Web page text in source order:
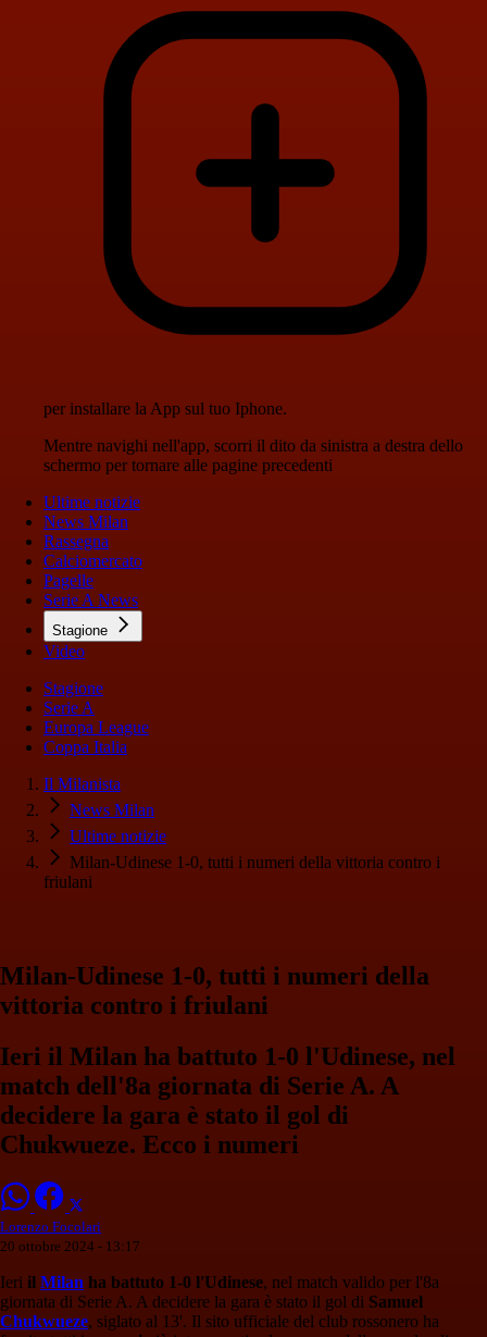
per installare la App sul tuo Iphone.
Mentre navighi nell'app, scorri il dito da sinistra a destra dello
schermo per tornare alle pagine precedenti
Ultime notizie
News Milan
Rassegna
Calciomercato
Pagelle
Serie A News
Stagione
Video
Stagione
Serie A
Europa League
Coppa Italia
Il Milanista
News Milan
Ultime notizie
Milan-Udinese 1-0, tutti i numeri della vittoria contro i
friulani
Milan-Udinese 1-0, tutti i numeri della
vittoria contro i friulani
Ieri il Milan ha battuto 1-0 l'Udinese, nel
match dell'8a giornata di Serie A. A
decidere la gara è stato il gol di
Chukwueze. Ecco i numeri
Lorenzo Focolari
20 ottobre 2024 - 13:17
Ieri il Milan ha battuto 1-0 l'Udinese, nel match valido per l'8a
giornata di Serie A. A decidere la gara è stato il gol di Samuel
Chukwueze, siglato al 13'. Il sito ufficiale del club rossonero ha